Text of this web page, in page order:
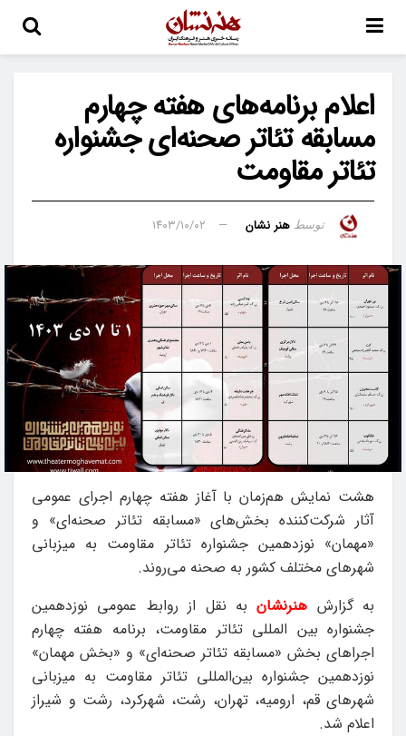
اعلام برنامه‌های هفته چهارم
مسابقه تئاتر صحنه‌ای جشنواره
تئاتر مقاومت
توسط هنر نشان ۱۴۰۳/۱۰/۰۲
هشت نمایش هم‌زمان با آغاز هفته چهارم اجرای عمومی
آثار شرکت‌کننده بخش‌های «مسابقه تئاتر صحنه‌ای» و
«مهمان» نوزدهمین جشنواره تئاتر مقاومت به میزبانی
شهرهای مختلف کشور به صحنه می‌روند.
به گزارش هنرنشان به نقل از روابط عمومی نوزدهمین
جشنواره بین المللی تئاتر مقاومت، برنامه هفته چهارم
اجراهای بخش «مسابقه تئاتر صحنه‌ای» و «بخش مهمان»
نوزدهمین جشنواره بین‌المللی تئاتر مقاومت به میزبانی
شهرهای قم، ارومیه، تهران، رشت، شهرکرد، رشت و شیراز
اعلام شد.